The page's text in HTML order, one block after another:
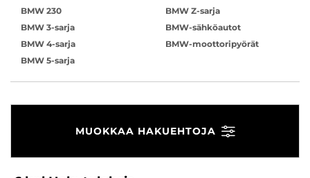
BMW 230
BMW 3-sarja
BMW 4-sarja
BMW 5-sarja
BMW Z-sarja
BMW-sähköautot
BMW-moottoripyörät
MUOKKAA HAKUEHTOJA